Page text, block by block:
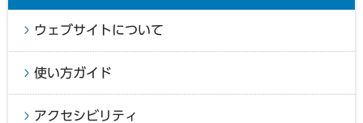
ウェブサイトについて
使い方ガイド
アクセシビリティ